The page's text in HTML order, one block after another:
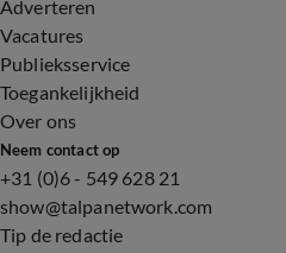
Adverteren
Vacatures
Publieksservice
Toegankelijkheid
Over ons
Neem contact op
+31 (0)6 - 549 628 21
show@talpanetwork.com
Tip de redactie